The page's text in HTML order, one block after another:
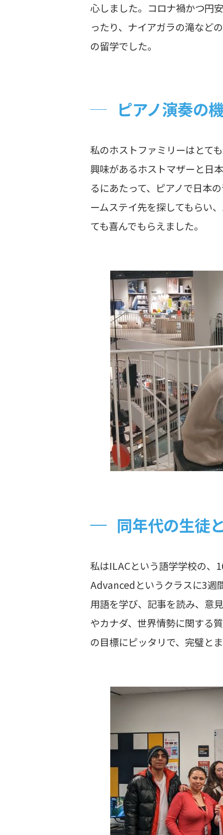
心しました。コロナ禍かつ円
ったり、ナイアガラの滝など
の留学でした。
ピアノ演奏の
私のホストファミリーはとて
興味があるホストマザーと日
るにあたって、ピアノで日本
ームステイ先を探してもらい
ても喜んでもらえました。
同年代の生徒
私はILACという語学学校の
Advancedというクラスに3週
用語を学び、記事を読み、意
やカナダ、世界情勢に関する
の目標にピッタリで、完璧と